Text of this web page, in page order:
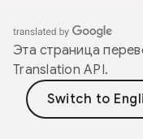
Эта страница
Translation API.